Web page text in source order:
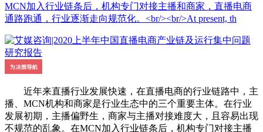
MCN加入行业链条后，机构专门对接主播和商家，直播电商
通路跑通，行业逐渐走向规范化。<br/><br/>At present, th
近年来直播行业发展快速，在直播电商的行业链路中，主
播、MCN机构和商家是行业生态中的三个重要主体。在行业
发展初期，主播偏野生，商家与主播对接难度大，且容易出现
不规范的乱象。在MCN加入行业链条后，机构专门对接主播